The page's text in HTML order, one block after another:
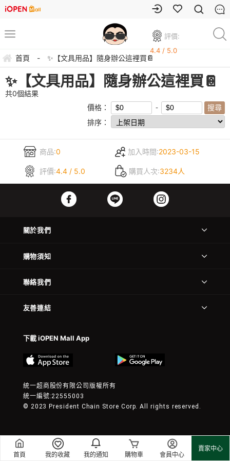
首頁 我的收藏 我的通知 購物車 會員中心
賣家中心
評價:
4.4 / 5.0
首頁 - ✨【文具用品】隨身辦公這裡買📔
✨【文具用品】隨身辦公這裡買📔
共0個結果
價格：
排序：
商品:0 加入時間:2023-03-15
評價:4.4 / 5.0 購買人次:3234人
關於我們
購物須知
聯絡我們
友善連結
下載 iOPEN Mall App
統一超商股份有限公司版權所有
統一編號:22555003
© 2023 President Chain Store Corp. All rights reserved.